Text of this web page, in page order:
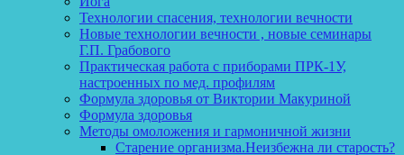
Технологии спасения, технологии вечности
Новые технологии вечности , новые семинары
Г.П. Грабового
Практическая работа с приборами ПРК-1У,
настроенных по мед. профилям
Формула здоровья от Виктории Макуриной
Формула здоровья
Методы омоложения и гармоничной жизни
Старение организма.Неизбежна ли старость?